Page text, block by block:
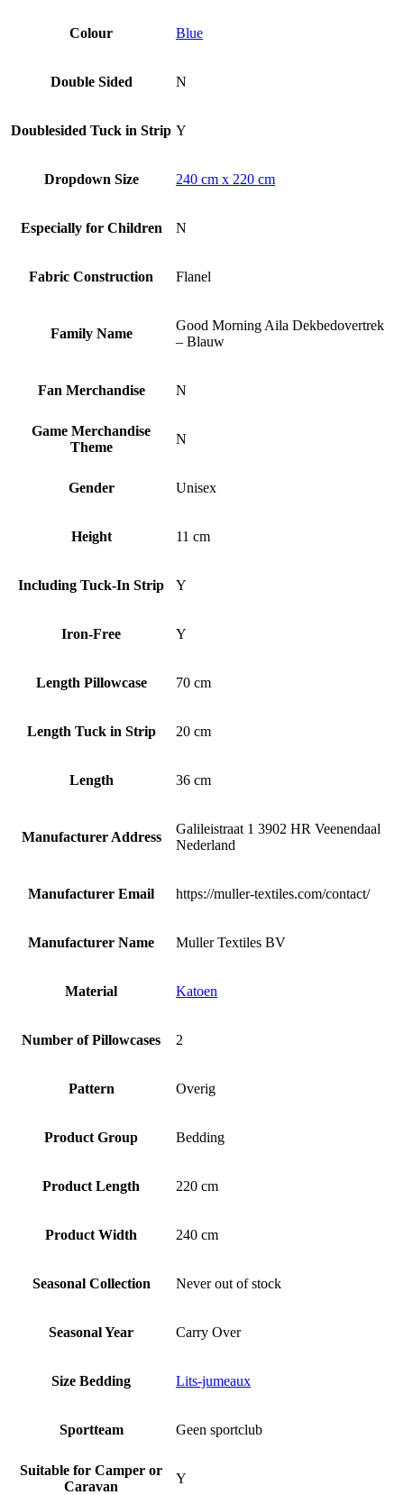
Colour Blue
Double Sided N
Doublesided Tuck in Strip Y
Dropdown Size 240 cm x 220 cm
Especially for Children N
Fabric Construction Flanel
Family Name
Good Morning Aila Dekbedovertrek
– Blauw
Fan Merchandise N
Game Merchandise
Theme
N
Gender Unisex
Height 11 cm
Including Tuck-In Strip Y
Iron-Free Y
Length Pillowcase 70 cm
Length Tuck in Strip 20 cm
Length 36 cm
Manufacturer Address
Galileistraat 1 3902 HR Veenendaal
Nederland
Manufacturer Email https://muller-textiles.com/contact/
Manufacturer Name Muller Textiles BV
Material Katoen
Number of Pillowcases 2
Pattern Overig
Product Group Bedding
Product Length 220 cm
Product Width 240 cm
Seasonal Collection Never out of stock
Seasonal Year Carry Over
Size Bedding Lits-jumeaux
Sportteam Geen sportclub
Suitable for Camper or
Caravan
Y